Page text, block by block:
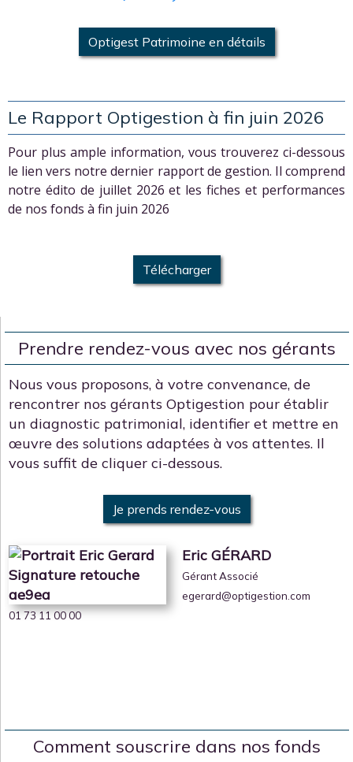
Optigest Patrimoine en détails
Le Rapport Optigestion à fin juin 2026
Pour plus ample information, vous trouverez ci-dessous
le lien vers notre dernier rapport de gestion. Il comprend
notre édito de juillet 2026 et les fiches et performances
de nos fonds à fin juin 2026
Télécharger
Prendre rendez-vous avec nos gérants
Nous vous proposons, à votre convenance, de
rencontrer nos gérants Optigestion pour établir
un diagnostic patrimonial, identifier et mettre en
œuvre des solutions adaptées à vos attentes. Il
vous suffit de cliquer ci-dessous.
Je prends rendez-vous
Eric GÉRARD
Gérant Associé
egerard@optigestion.com
01 73 11 00 00
Comment souscrire dans nos fonds